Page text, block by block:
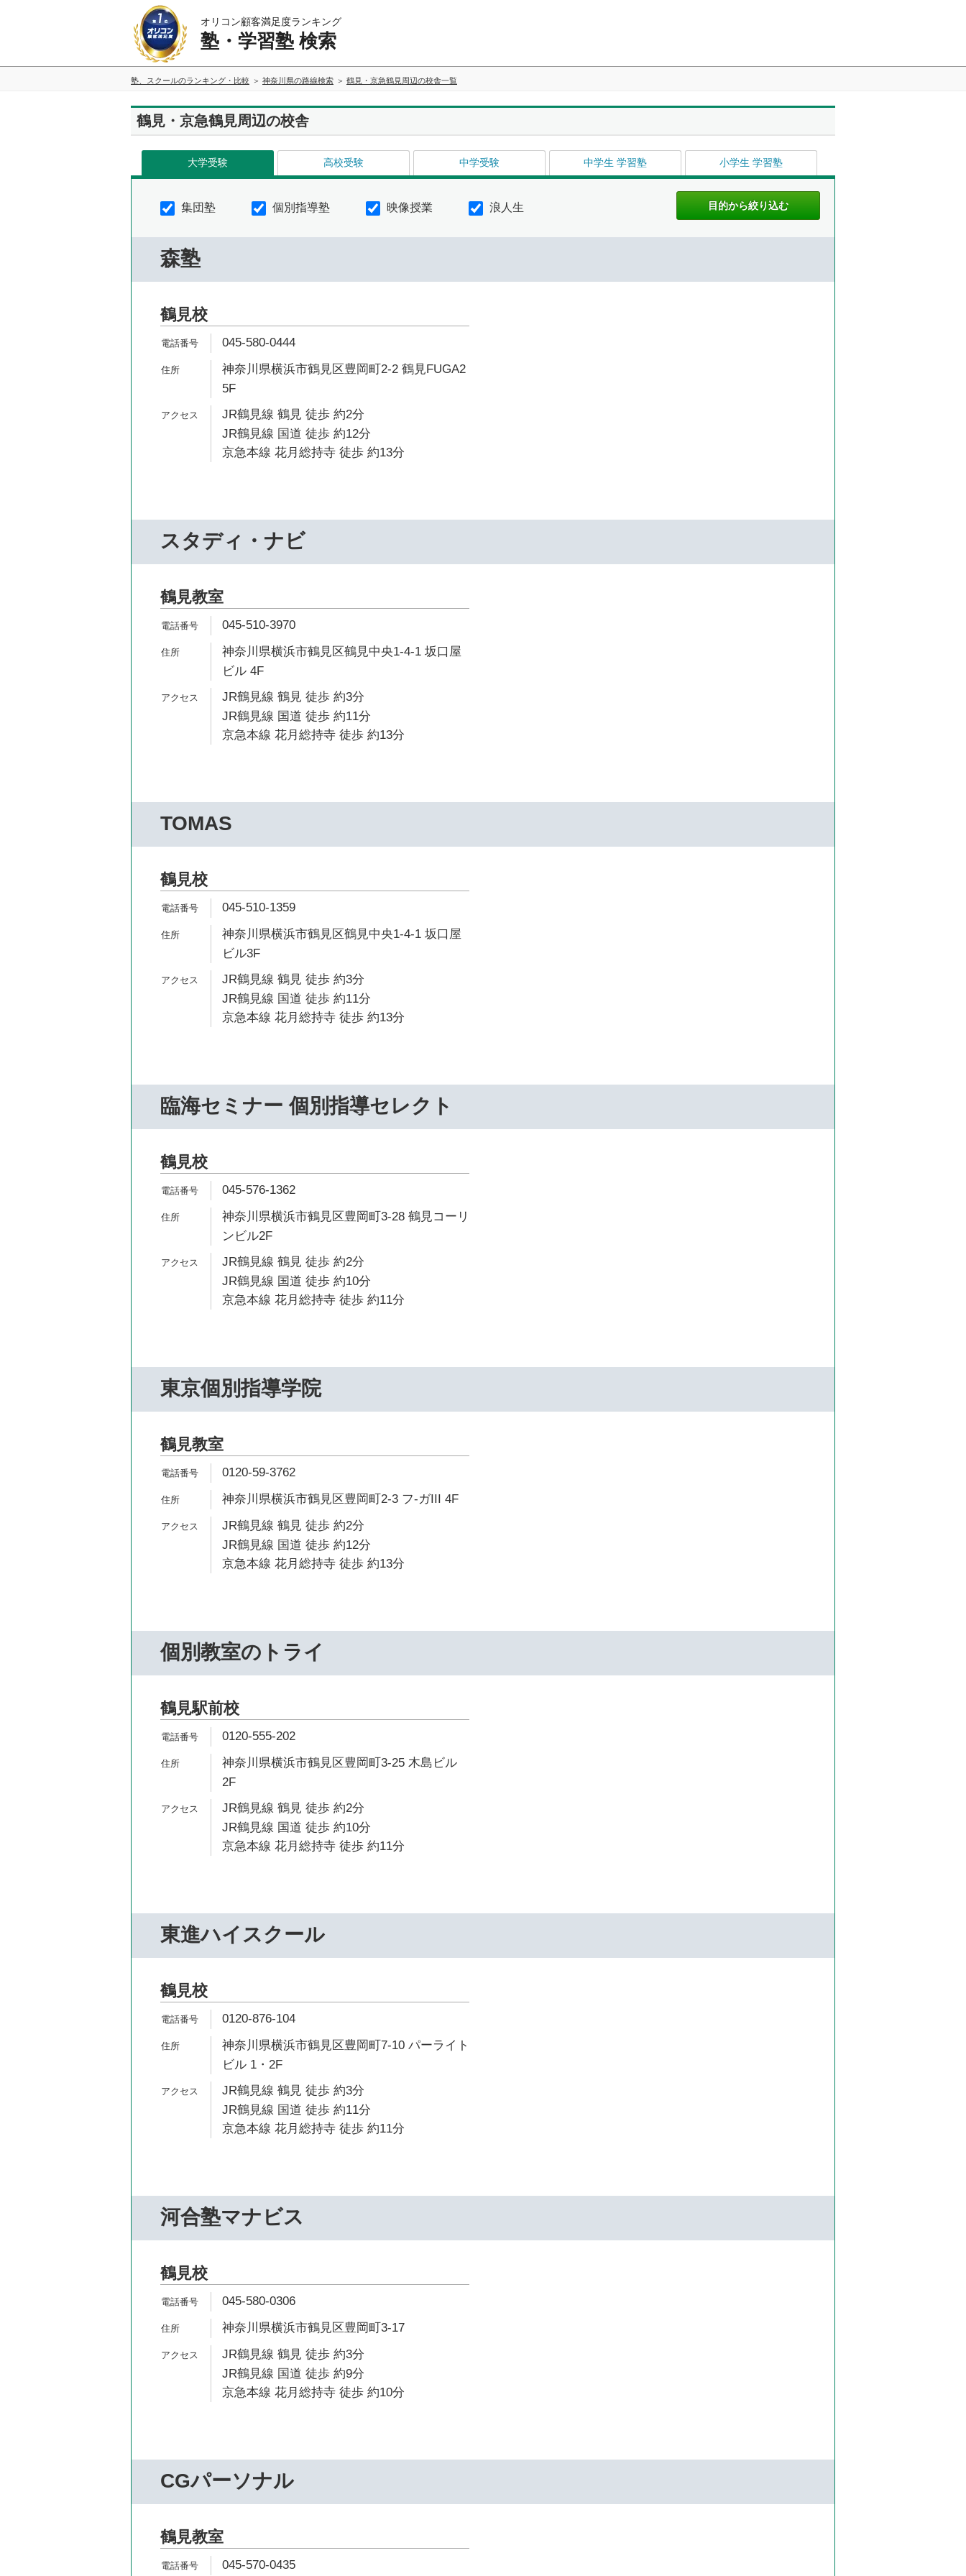
オリコン顧客満足度ランキング
塾・学習塾 検索
塾、スクールのランキング・比較 神奈川県の路線検索 鶴見・京急鶴見周辺の校舎一覧
鶴見・京急鶴見周辺の校舎
大学受験 高校受験 中学受験 中学生 学習塾 小学生 学習塾
集団塾 個別指導塾 映像授業 浪人生
森塾
鶴見校
045-580-0444
神奈川県横浜市鶴見区豊岡町2-2 鶴見FUGA2
5F
JR鶴見線 鶴見 徒歩 約2分
JR鶴見線 国道 徒歩 約12分
京急本線 花月総持寺 徒歩 約13分
スタディ・ナビ
鶴見教室
045-510-3970
神奈川県横浜市鶴見区鶴見中央1-4-1 坂口屋
ビル 4F
JR鶴見線 鶴見 徒歩 約3分
JR鶴見線 国道 徒歩 約11分
京急本線 花月総持寺 徒歩 約13分
TOMAS
鶴見校
045-510-1359
神奈川県横浜市鶴見区鶴見中央1-4-1 坂口屋
ビル3F
JR鶴見線 鶴見 徒歩 約3分
JR鶴見線 国道 徒歩 約11分
京急本線 花月総持寺 徒歩 約13分
臨海セミナー 個別指導セレクト
鶴見校
045-576-1362
神奈川県横浜市鶴見区豊岡町3-28 鶴見コーリ
ンビル2F
JR鶴見線 鶴見 徒歩 約2分
JR鶴見線 国道 徒歩 約10分
京急本線 花月総持寺 徒歩 約11分
東京個別指導学院
鶴見教室
0120-59-3762
神奈川県横浜市鶴見区豊岡町2-3 フ-ガIII 4F
JR鶴見線 鶴見 徒歩 約2分
JR鶴見線 国道 徒歩 約12分
京急本線 花月総持寺 徒歩 約13分
個別教室のトライ
鶴見駅前校
0120-555-202
神奈川県横浜市鶴見区豊岡町3-25 木島ビル
2F
JR鶴見線 鶴見 徒歩 約2分
JR鶴見線 国道 徒歩 約10分
京急本線 花月総持寺 徒歩 約11分
東進ハイスクール
鶴見校
0120-876-104
神奈川県横浜市鶴見区豊岡町7-10 パーライト
ビル 1・2F
JR鶴見線 鶴見 徒歩 約3分
JR鶴見線 国道 徒歩 約11分
京急本線 花月総持寺 徒歩 約11分
河合塾マナビス
鶴見校
045-580-0306
神奈川県横浜市鶴見区豊岡町3-17
JR鶴見線 鶴見 徒歩 約3分
JR鶴見線 国道 徒歩 約9分
京急本線 花月総持寺 徒歩 約10分
CGパーソナル
鶴見教室
045-570-0435